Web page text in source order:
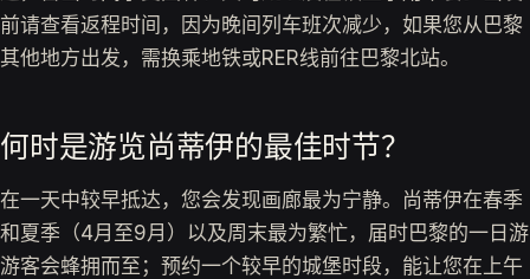
前请查看返程时间，因为晚间列车班次减少，如果您从巴黎
其他地方出发，需换乘地铁或RER线前往巴黎北站。
何时是游览尚蒂伊的最佳时节？
在一天中较早抵达，您会发现画廊最为宁静。尚蒂伊在春季
和夏季（4月至9月）以及周末最为繁忙，届时巴黎的一日游
游客会蜂拥而至；预约一个较早的城堡时段，能让您在上午